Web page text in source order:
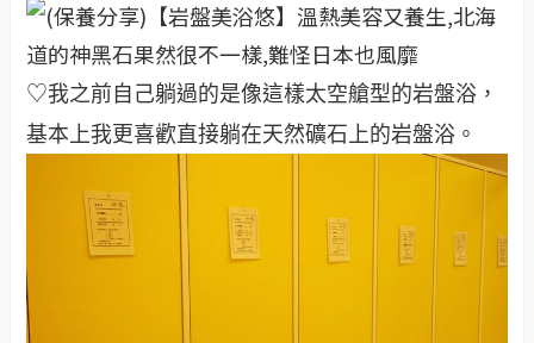
♡我之前自己躺過的是像這樣太空艙型的岩盤浴，
基本上我更喜歡直接躺在天然礦石上的岩盤浴。